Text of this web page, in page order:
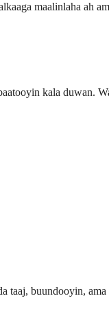
maalinlaha ah
kala duwan.
taaj, buundooyin,